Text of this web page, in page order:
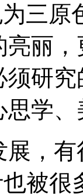
三
亮丽
研
学
展，
被很